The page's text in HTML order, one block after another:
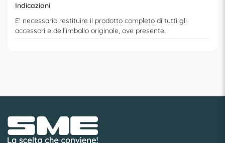
Indicazioni
E' necessario restituire il prodotto completo di tutti gli
accessori e dell'imballo originale, ove presente.